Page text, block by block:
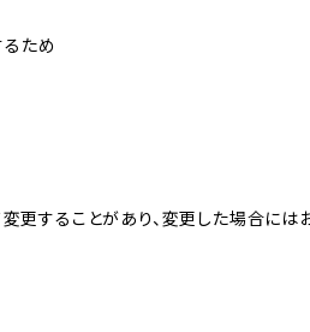
るため
更することがあり、変更した場合に